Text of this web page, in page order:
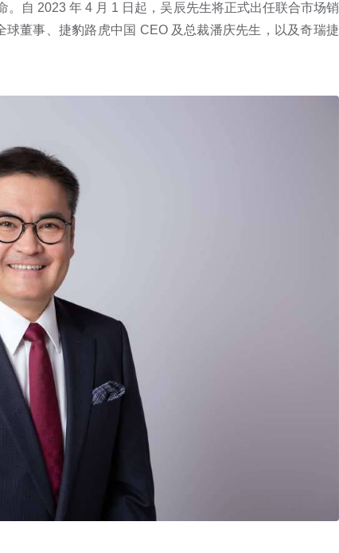
自 2023 年 4 月 1 日起，吴辰先生将正式出任联合市场销
董事、捷豹路虎中国 CEO 及总裁潘庆先生，以及奇瑞捷